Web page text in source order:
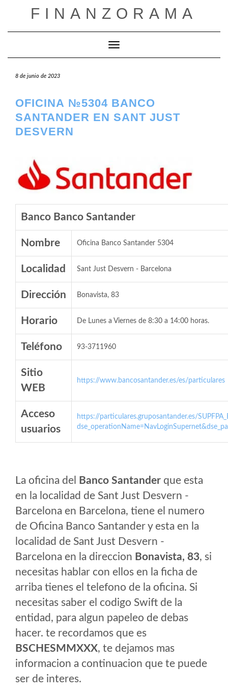
FINANZORAMA
Cambiar modo de navegación
8 de junio de 2023
OFICINA №5304 BANCO
SANTANDER EN SANT JUST
DESVERN
Banco Banco Santander
Nombre Oficina Banco Santander 5304
Localidad Sant Just Desvern - Barcelona
Dirección Bonavista, 83
Horario De Lunes a Viernes de 8:30 a 14:00 horas.
Teléfono 93-3711960
Sitio
WEB
https://www.bancosantander.es/es/particulares
Acceso
usuarios
https://particulares.gruposantander.es/
La oficina del Banco Santander que esta
en la localidad de Sant Just Desvern -
Barcelona en Barcelona, tiene el numero
de Oficina Banco Santander y esta en la
localidad de Sant Just Desvern -
Barcelona en la direccion Bonavista, 83, si
necesitas hablar con ellos en la ficha de
arriba tienes el telefono de la oficina. Si
necesitas saber el codigo Swift de la
entidad, para algun papeleo de debas
hacer. te recordamos que es
BSCHESMMXXX, te dejamos mas
informacion a continuacion que te puede
ser de interes.